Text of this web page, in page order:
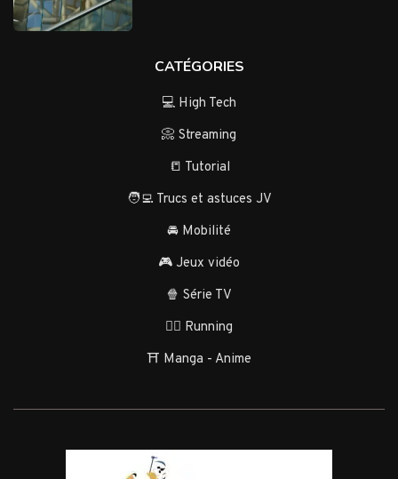
CATÉGORIES
💻 High Tech
📀 Streaming
📒 Tutorial
🧑‍💻 Trucs et astuces JV
🚘 Mobilité
🎮 Jeux vidéo
🍿 Série TV
🏃‍♂️ Running
⛩️ Manga - Anime